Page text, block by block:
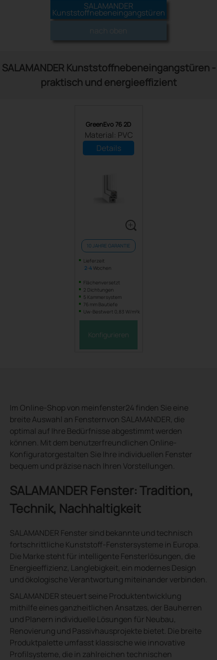
SALAMANDER
Kunststoffnebeneingangstüren
SALAMANDER Kunststoffnebeneingangstüren -
praktisch und energieeffizient
GreenEvo 76 2D
Material: PVC
Details
10 JAHRE GARANTIE
Lieferzeit
2- 4Wochen
Flächenversetzt
2 Dichtungen
5 Kammersystem
76 mm Bautiefe
Uw-Bestwert 0,83 W/m²k
Konfigurieren
Im Online-Shop von meinfenster24 finden Sie eine
breite Auswahl an Fensternvon SALAMANDER, die
optimal auf Ihre Bedürfnisse abgestimmt werden
können. Mit dem benutzerfreundlichen Online-
Konfiguratorgestalten Sie Ihre individuellen Fenster
bequem und präzise nach Ihren Vorstellungen.
SALAMANDER Fenster: Tradition,
Technik, Nachhaltigkeit
SALAMANDER Fenster sind bekannte und technisch
fortschrittliche Kunststoff-Fenstersysteme in Europa.
Die Marke steht für intelligente Fensterlösungen, die
Energieeffizienz, Langlebigkeit, ein modernes Design
und ökologische Verantwortung miteinander verbinden.
SALAMANDER steuert seine Produktentwicklung
mithilfe eines ganzheitlichen Ansatzes, der Bauherren
und Planern individuelle Lösungen für Neubau,
Renovierung und Passivhausprojekte bietet. Die breite
Produktpalette umfasst klassische wie innovative
Profilsysteme, die in zahlreichen technischen